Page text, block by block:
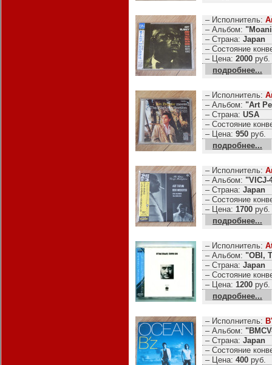
– Исполнитель:
– Альбом:
– Страна: Japan
– Состояние
– Цена: 2000 руб.
подробнее...
– Исполнитель:
– Альбом: "Art
– Страна: USA
– Состояние
– Цена: 950 руб.
подробнее...
– Исполнитель:
– Альбом: "VICJ-
– Страна: Japan
– Состояние
– Цена: 1700 руб.
подробнее...
– Исполнитель:
– Альбом: "OBI,
– Страна: Japan
– Состояние
– Цена: 1200 руб.
подробнее...
– Исполнитель:
– Альбом:
– Страна: Japan
– Состояние
– Цена: 400 руб.